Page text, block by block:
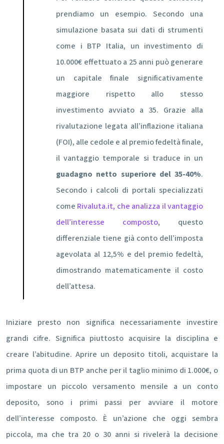
prendiamo un esempio. Secondo una
simulazione basata sui dati di strumenti
come i BTP Italia, un investimento di
10.000€ effettuato a 25 anni può generare
un capitale finale significativamente
maggiore rispetto allo stesso
investimento avviato a 35. Grazie alla
rivalutazione legata all’inflazione italiana
(FOI), alle cedole e al premio fedeltà finale,
il vantaggio temporale si traduce in un
guadagno netto superiore del 35-40%.
Secondo i calcoli di portali specializzati
come Rivaluta.it, che analizza il vantaggio
dell’interesse composto, questo
differenziale tiene già conto dell’imposta
agevolata al 12,5% e del premio fedeltà,
dimostrando matematicamente il costo
dell’attesa.
Iniziare presto non significa necessariamente investire
grandi cifre. Significa piuttosto acquisire la disciplina e
creare l’abitudine. Aprire un deposito titoli, acquistare la
prima quota di un BTP anche per il taglio minimo di 1.000€, o
impostare un piccolo versamento mensile a un conto
deposito, sono i primi passi per avviare il motore
dell’interesse composto. È un’azione che oggi sembra
piccola, ma che tra 20 o 30 anni si rivelerà la decisione